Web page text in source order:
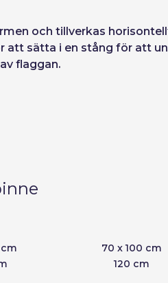
och tillverkas
sätta i en stång för att
flaggan.
70 x 100 cm
120 cm